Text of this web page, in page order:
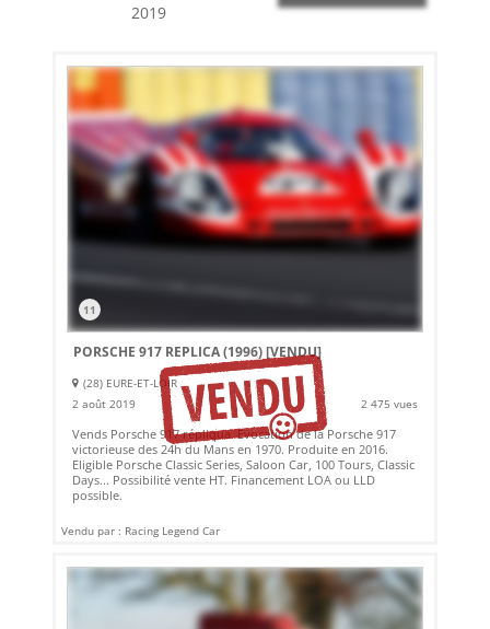
2019
11
PORSCHE 917 REPLICA (1996)[VENDU]
(28) EURE-ET-LOIR
2 août 2019
2 475 vues
Vends Porsche 917 répliqua. Evocation de la Porsche 917
victorieuse des 24h du Mans en 1970. Produite en 2016.
Eligible Porsche Classic Series, Saloon Car, 100 Tours, Classic
Days... Possibilité vente HT. Financement LOA ou LLD
possible.
Vendu par : Racing Legend Car